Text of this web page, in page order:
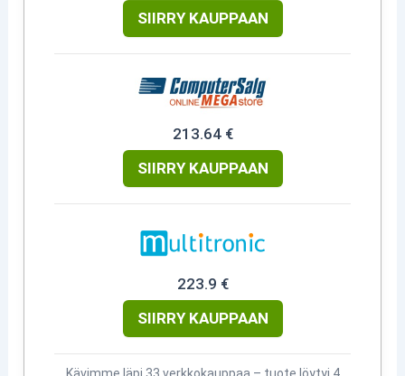
SIIRRY KAUPPAAN
213.64 €
SIIRRY KAUPPAAN
223.9 €
SIIRRY KAUPPAAN